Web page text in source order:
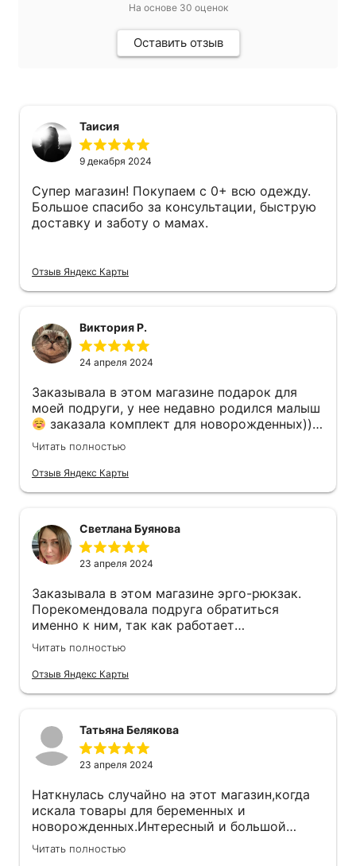
На основе 30 оценок
Оставить отзыв
Таисия
9 декабря 2024
Супер магазин! Покупаем с 0+ всю одежду.
Большое спасибо за консультации, быструю
доставку и заботу о мамах.
Отзыв Яндекс Карты
Виктория Р.
24 апреля 2024
Заказывала в этом магазине подарок для
моей подруги, у нее недавно родился малыш
заказала комплект для новорожденных))
подошел идеально, есть удобная доставка
курьером, было приятным сюрприз для
подруги и кстати цены вполне приемлемые
Читать полностью
Отзыв Яндекс Карты
Светлана Буянова
23 апреля 2024
Заказывала в этом магазине эрго-рюкзак.
Порекомендовала подруга обратиться
именно к ним, так как работает
сертифицированный слингоконсультант.
Подобрали эрго под мой запрос, все
рассказали и показали. Доставили быстро
Читать полностью
Отзыв Яндекс Карты
Татьяна Белякова
23 апреля 2024
Наткнулась случайно на этот магазин,когда
искала товары для беременных и
новорожденных.Интересный и большой
выбор товаров,приглянулись некоторые
вещи и очень заинтересовали.Заказала через
Читать полностью